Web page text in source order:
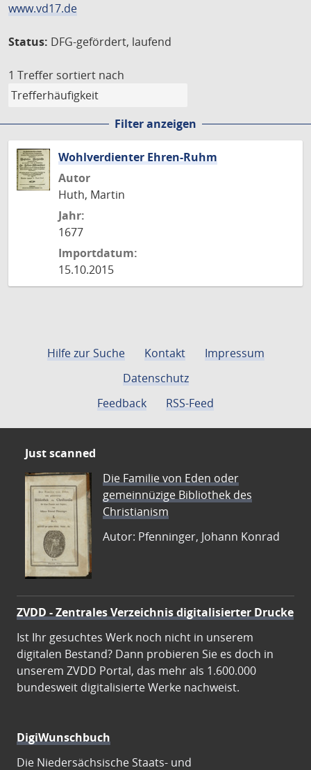
www.vd17.de
Status: DFG-gefördert, laufend
1 Treffer sortiert nach
Filter anzeigen
Wohlverdienter Ehren-Ruhm
Autor
Huth, Martin
Jahr:
1677
Importdatum:
15.10.2015
Hilfe zur Suche Kontakt
Impressum
Datenschutz
Feedback
RSS-Feed
Just scanned
Die Familie von Eden oder
gemeinnüzige Bibliothek des
Christianism
Autor: Pfenninger, Johann Konrad
ZVDD - Zentrales Verzeichnis digitalisierter Drucke
Ist Ihr gesuchtes Werk noch nicht in unserem
digitalen Bestand? Dann probieren Sie es doch in
unserem ZVDD Portal, das mehr als 1.600.000
bundesweit digitalisierte Werke nachweist.
DigiWunschbuch
Die Niedersächsische Staats- und